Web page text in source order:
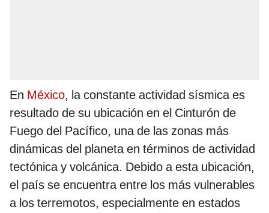
En México, la constante actividad sísmica es
resultado de su ubicación en el Cinturón de
Fuego del Pacífico, una de las zonas más
dinámicas del planeta en términos de actividad
tectónica y volcánica. Debido a esta ubicación,
el país se encuentra entre los más vulnerables
a los terremotos, especialmente en estados